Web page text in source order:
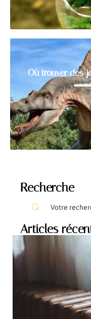
Où trouver des
Recherche
Articles